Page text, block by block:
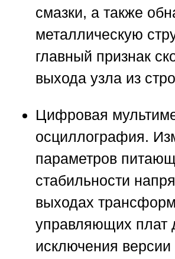
смазки, а также
металлическую
главный признак
выхода узла из
Цифровая
осциллография.
параметров
стабильности
выходах
управляющих плат
исключения версии